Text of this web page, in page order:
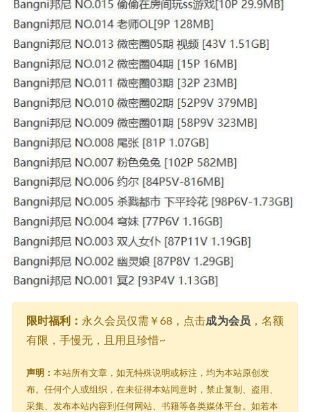
限时福利： 永久会员仅需￥68，点击成为会员 ，名额
有限，手慢无，且用且珍惜~
声明： 本站所有文章，如无特殊说明或标注，均为本站原创发
布。任何个人或组织，在未征得本站同意时，禁止复制、盗用、
采集、发布本站内容到任何网站、书籍等各类媒体平台。如若本